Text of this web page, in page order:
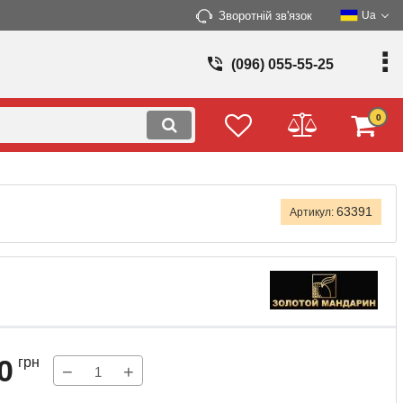
Зворотній зв'язок Ua
(096) 055-55-25
0
Артикул: 63391
грн − +